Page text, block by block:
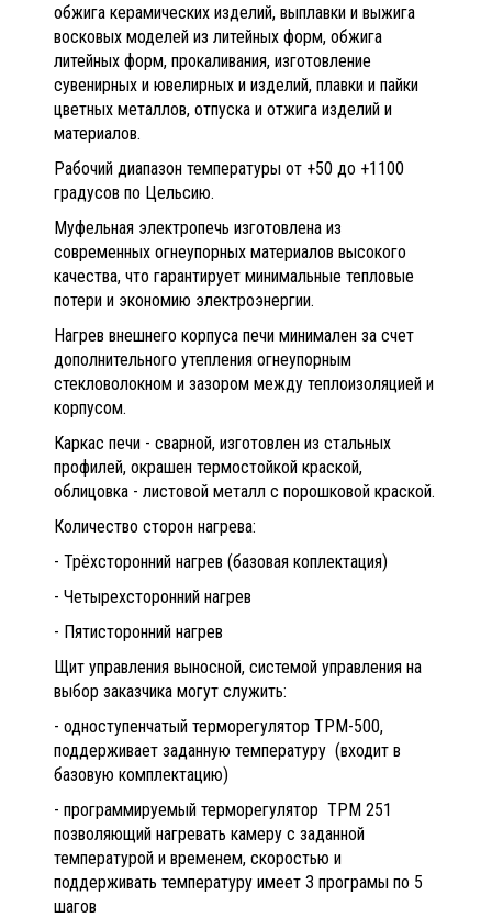
обжига керамических изделий, выплавки и выжига
восковых моделей из литейных форм, обжига
литейных форм, прокаливания, изготовление
сувенирных и ювелирных и изделий, плавки и пайки
цветных металлов, отпуска и отжига изделий и
материалов.
Рабочий диапазон температуры от +50 до +1100
градусов по Цельсию.
Муфельная электропечь изготовлена из
современных огнеупорных материалов высокого
качества, что гарантирует минимальные тепловые
потери и экономию электроэнергии.
Нагрев внешнего корпуса печи минимален за счет
дополнительного утепления огнеупорным
стекловолокном и зазором между теплоизоляцией и
корпусом.
Каркас печи - сварной, изготовлен из стальных
профилей, окрашен термостойкой краской,
облицовка - листовой металл с порошковой краской.
Количество сторон нагрева:
- Трёхсторонний нагрев (базовая коплектация)
- Четырехсторонний нагрев
- Пятисторонний нагрев
Щит управления выносной, системой управления на
выбор заказчика могут служить:
- одноступенчатый терморегулятор ТРМ-500,
поддерживает заданную температуру (входит в
базовую комплектацию)
- программируемый терморегулятор ТРМ 251
позволяющий нагревать камеру с заданной
температурой и временем, скоростью и
поддерживать температуру имеет 3 програмы по 5
шагов